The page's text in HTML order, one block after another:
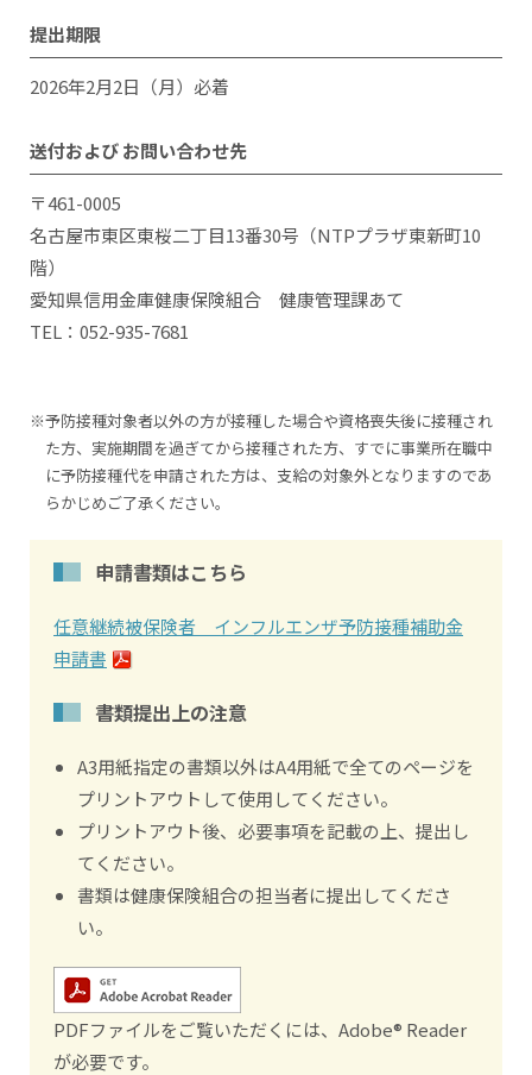
提出期限
2026年2月2日（月）必着
送付およびお問い合わせ先
〒461-0005
名古屋市東区東桜二丁目13番30号（NTPプラザ東新町10
階）
愛知県信用金庫健康保険組合 健康管理課あて
TEL：052-935-7681
※予防接種対象者以外の方が接種した場合や資格喪失後に接種され
た方、実施期間を過ぎてから接種された方、すでに事業所在職中
に予防接種代を申請された方は、支給の対象外となりますのであ
らかじめご了承ください。
申請書類はこちら
任意継続被保険者 インフルエンザ予防接種補助金
申請書
書類提出上の注意
A3用紙指定の書類以外はA4用紙で全てのページを
プリントアウトして使用してください。
プリントアウト後、必要事項を記載の上、提出し
てください。
書類は健康保険組合の担当者に提出してくださ
い。
PDFファイルをご覧いただくには、Adobe® Reader
が必要です。